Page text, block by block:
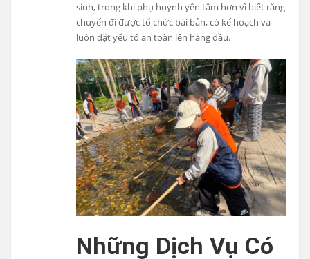
sinh, trong khi phụ huynh yên tâm hơn vì biết rằng
chuyến đi được tổ chức bài bản, có kế hoạch và
luôn đặt yếu tố an toàn lên hàng đầu.
Những Dịch Vụ Có